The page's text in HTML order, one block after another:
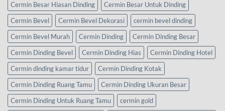
Cermin Besar Hiasan Dinding
Cermin Besar Untuk Dinding
Cermin Bevel
Cermin Bevel Dekorasi
cermin bevel dinding
Cermin Bevel Murah
Cermin Dinding
Cermin Dinding Besar
Cermin Dinding Bevel
Cermin Dinding Hias
Cermin Dinding Hotel
Cermin dinding kamar tidur
Cermin Dinding Kotak
Cermin Dinding Ruang Tamu
Cermin Dinding Ukuran Besar
Cermin Dinding Untuk Ruang Tamu
cermin gold